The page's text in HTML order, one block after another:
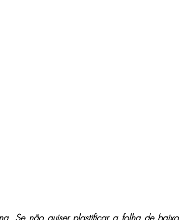
Se não quiser plastificar a folha de